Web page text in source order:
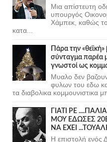
Μια απίστευτη
υπουργός
Χάμπεκ, καθώς
κατα...
Πάρα την
σύνταγμα παρέα
γνωστοί ως
Μυαλο δεν
φυλων του εδω
τα διαβολικα κομμουνιστικα
ΓΙΑΤΙ ΡΕ
ΜΟΥ ΕΔΩΣΕΣ
ΝΑ ΕΧΕΙ
Η επιστολή ενός